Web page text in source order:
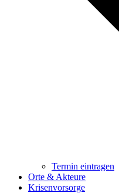
Termin eintragen
Orte & Akteure
Krisenvorsorge